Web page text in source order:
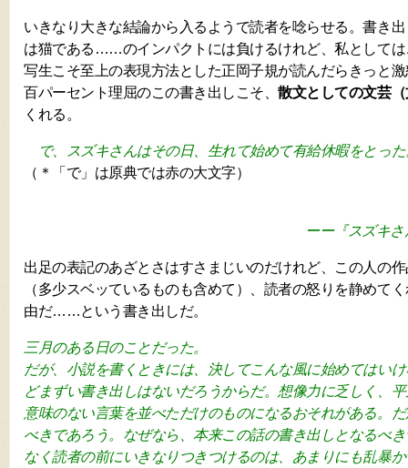
いきなり大きな結論から入るようで読者を唸らせる。書き
は猫である……のインパクトには負けるけれど、私として
写生こそ至上の表現方法とした正岡子規が読んだらきっと
百パーセント理屈のこの書き出しこそ、散文としての文芸
くれる。
で、スズキさんはその日、生れて始めて有給休暇をとった
（＊「で」は原典では赤の大文字）
ーー『スズキ
出足の表記のあざとさはすさまじいのだけれど、この人の
（多少スベッているものも含めて）、読者の怒りを静めて
由だ……という書き出しだ。
三月のある日のことだった。
だが、小説を書くときには、決してこんな風に始めてはい
どまずい書き出しはないだろうからだ。想像力に乏しく、
意味のない言葉を並べただけのものになるおそれがある。
べきであろう。なぜなら、本来この話の書き出しとなるべ
なく読者の前にいきなりつきつけるのは、あまりにも乱暴